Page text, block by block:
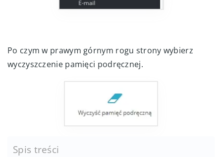
Po czym w prawym górnym rogu strony wybierz
wyczyszczenie pamięci podręcznej.
Spis treści